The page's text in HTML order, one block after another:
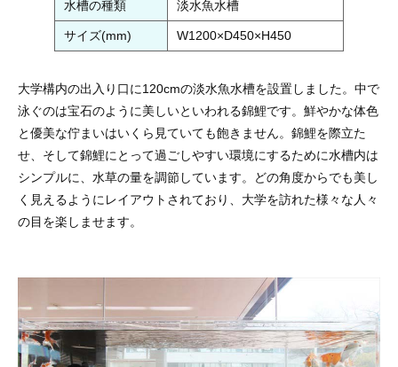
水槽の種類 淡水魚水槽
サイズ(mm) W1200×D450×H450
大学構内の出入り口に120cmの淡水魚水槽を設置しました。中で
泳ぐのは宝石のように美しいといわれる錦鯉です。鮮やかな体色
と優美な佇まいはいくら見ていても飽きません。錦鯉を際立た
せ、そして錦鯉にとって過ごしやすい環境にするために水槽内は
シンプルに、水草の量を調節しています。どの角度からでも美し
く見えるようにレイアウトされており、大学を訪れた様々な人々
の目を楽しませます。